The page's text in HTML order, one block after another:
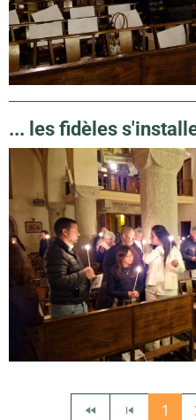
... les fidèles
1